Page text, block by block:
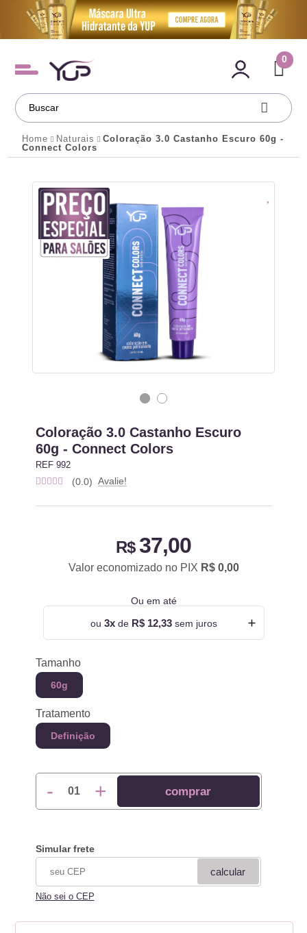
0
Home Naturais
Coloração 3.0 Castanho Escuro 60g -
Connect Colors
Coloração 3.0 Castanho Escuro
60g - Connect Colors
REF 992
(0.0) Avalie!
R$37,00
Valor economizado no PIX R$ 0,00
Ou em até
ou 3xde R$ 12,33sem juros
Tamanho
60g
Tratamento
Definição
- 01 + comprar
Simular frete
calcular
Não sei o CEP